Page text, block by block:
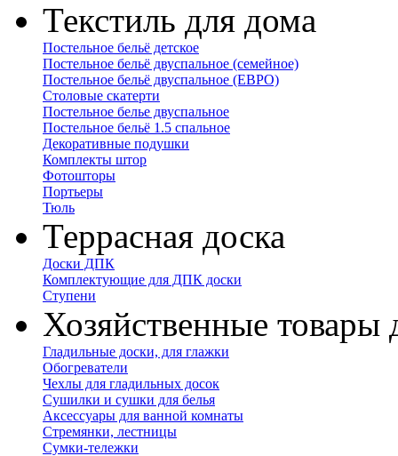
Текстиль для дома
Постельное бельё детское
Постельное бельё двуспальное (семейное)
Постельное бельё двуспальное (ЕВРО)
Столовые скатерти
Постельное белье двуспальное
Постельное бельё 1.5 спальное
Декоративные подушки
Комплекты штор
Фотошторы
Портьеры
Тюль
Террасная доска
Доски ДПК
Комплектующие для ДПК доски
Ступени
Хозяйственные товары
Гладильные доски, для глажки
Обогреватели
Чехлы для гладильных досок
Сушилки и сушки для белья
Аксессуары для ванной комнаты
Стремянки, лестницы
Сумки-тележки